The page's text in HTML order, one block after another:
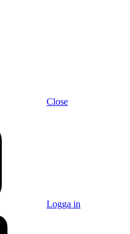
Close
Logga in